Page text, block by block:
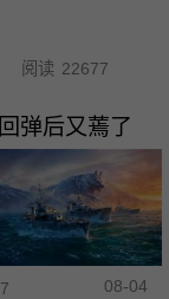
阅读 22677
弹后又蔫了
08-04